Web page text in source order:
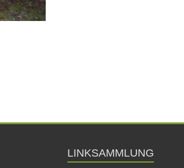
LINKSAMMLUNG